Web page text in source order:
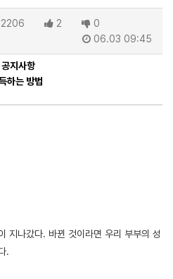
2
0
06.03 09:45
지사항
하는 방법
지나갔다. 바뀐 것이라면 우리 부부의 성
.